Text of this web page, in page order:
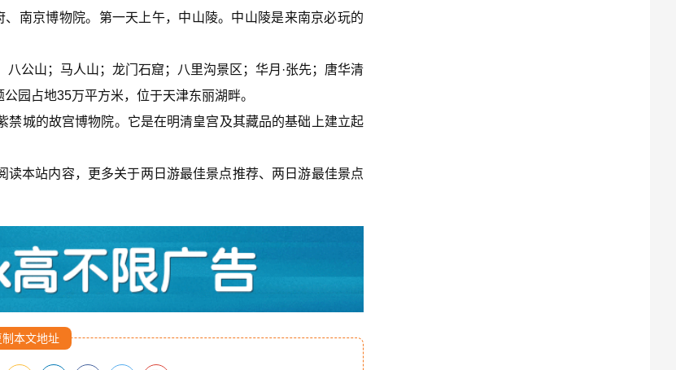
南京博物院。第一天上午，中山陵。中山陵是来南京必玩的
公山；马人山；龙门石窟；八里沟景区；华月·张先；唐华清
园占地35万平方米，位于天津东丽湖畔。
城的故宫博物院。它是在明清皇宫及其藏品的基础上建立起
本站内容，更多关于两日游最佳景点推荐、两日游最佳景点
制本文地址